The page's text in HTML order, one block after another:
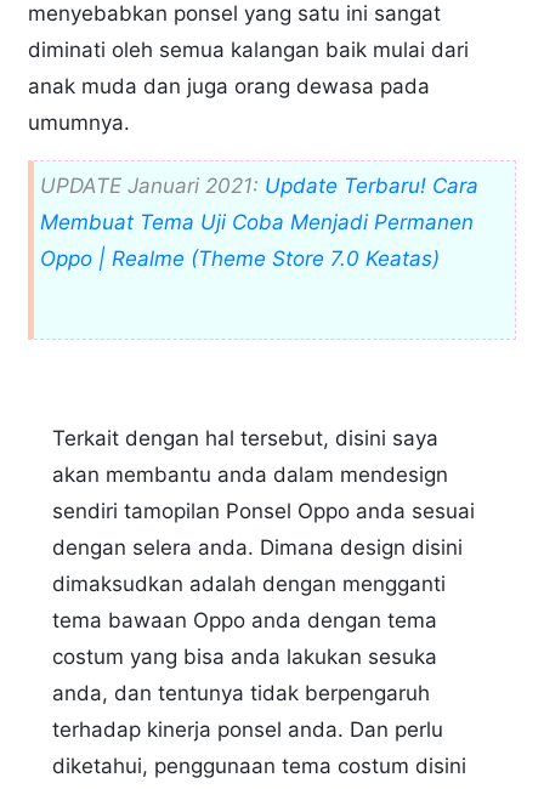
menyebabkan ponsel yang satu ini sangat
diminati oleh semua kalangan baik mulai dari
anak muda dan juga orang dewasa pada
umumnya.
UPDATE Januari 2021: Update Terbaru! Cara
Membuat Tema Uji Coba Menjadi Permanen
Oppo | Realme (Theme Store 7.0 Keatas)
Terkait dengan hal tersebut, disini saya
akan membantu anda dalam mendesign
sendiri tamopilan Ponsel Oppo anda sesuai
dengan selera anda. Dimana design disini
dimaksudkan adalah dengan mengganti
tema bawaan Oppo anda dengan tema
costum yang bisa anda lakukan sesuka
anda, dan tentunya tidak berpengaruh
terhadap kinerja ponsel anda. Dan perlu
diketahui, penggunaan tema costum disini